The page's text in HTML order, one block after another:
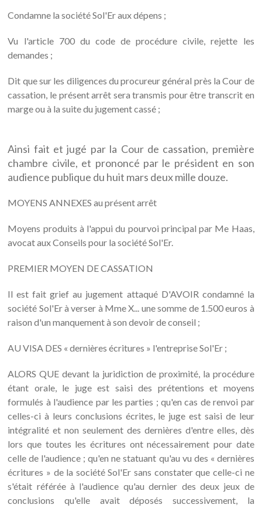
Condamne la société Sol'Er aux dépens ;
Vu l'article 700 du code de procédure civile, rejette les
demandes ;
Dit que sur les diligences du procureur général près la Cour de
cassation, le présent arrêt sera transmis pour être transcrit en
marge ou à la suite du jugement cassé ;
Ainsi fait et jugé par la Cour de cassation, première
chambre civile, et prononcé par le président en son
audience publique du huit mars deux mille douze.
MOYENS ANNEXES au présent arrêt
Moyens produits à l'appui du pourvoi principal par Me Haas,
avocat aux Conseils pour la société Sol'Er.
PREMIER MOYEN DE CASSATION
Il est fait grief au jugement attaqué D'AVOIR condamné la
société Sol'Er à verser à Mme X... une somme de 1.500 euros à
raison d'un manquement à son devoir de conseil ;
AU VISA DES « dernières écritures » l'entreprise Sol'Er ;
ALORS QUE devant la juridiction de proximité, la procédure
étant orale, le juge est saisi des prétentions et moyens
formulés à l'audience par les parties ; qu'en cas de renvoi par
celles-ci à leurs conclusions écrites, le juge est saisi de leur
intégralité et non seulement des dernières d'entre elles, dès
lors que toutes les écritures ont nécessairement pour date
celle de l'audience ; qu'en ne statuant qu'au vu des « dernières
écritures » de la société Sol'Er sans constater que celle-ci ne
s'était référée à l'audience qu'au dernier des deux jeux de
conclusions qu'elle avait déposés successivement, la